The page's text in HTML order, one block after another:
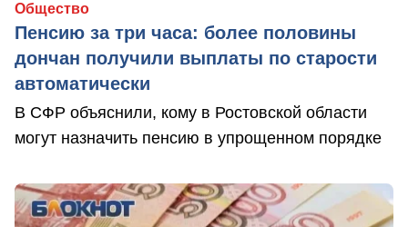
Общество
Пенсию за три часа: более половины
дончан получили выплаты по старости
автоматически
В СФР объяснили, кому в Ростовской области
могут назначить пенсию в упрощенном порядке